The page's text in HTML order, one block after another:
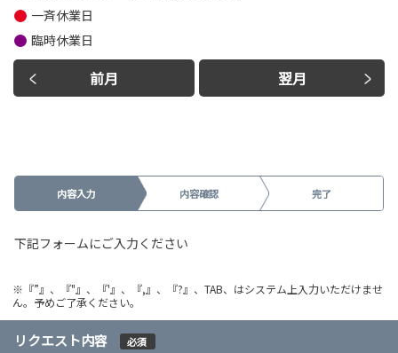
前月 翌月
一斉休業日
臨時休業日
内容入力 内容確認 完了
下記フォームにご入力ください
※『”』、『"』、『'』、『,』、『?』、TAB、はシステム上入力いただけませ
ん。予めご了承ください。
リクエスト内容 必須